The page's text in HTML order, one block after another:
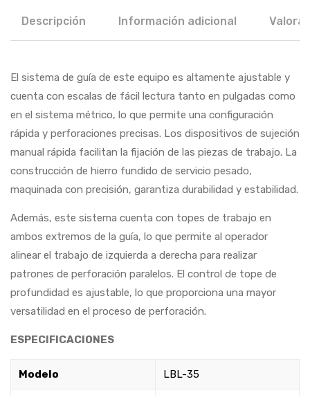
Descripción Información adicional
El sistema de guía de este equipo es altamente ajustable y
cuenta con escalas de fácil lectura tanto en pulgadas como
en el sistema métrico, lo que permite una configuración
rápida y perforaciones precisas. Los dispositivos de sujeción
manual rápida facilitan la fijación de las piezas de trabajo. La
construcción de hierro fundido de servicio pesado,
maquinada con precisión, garantiza durabilidad y estabilidad.
Además, este sistema cuenta con topes de trabajo en
ambos extremos de la guía, lo que permite al operador
alinear el trabajo de izquierda a derecha para realizar
patrones de perforación paralelos. El control de tope de
profundidad es ajustable, lo que proporciona una mayor
versatilidad en el proceso de perforación.
ESPECIFICACIONES
Modelo LBL-35